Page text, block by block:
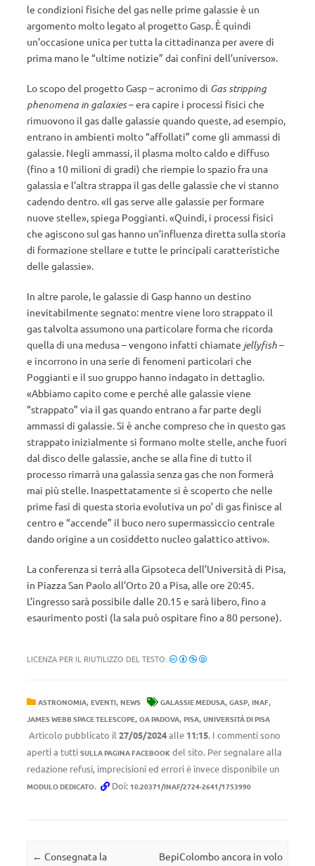
le condizioni fisiche del gas nelle prime galassie è un
argomento molto legato al progetto Gasp. È quindi
un’occasione unica per tutta la cittadinanza per avere di
prima mano le “ultime notizie” dai confini dell’universo».
Lo scopo del progetto Gasp – acronimo di Gas stripping
phenomena in galaxies– era capire i processi fisici che
rimuovono il gas dalle galassie quando queste, ad esempio,
entrano in ambienti molto “affollati” come gli ammassi di
galassie. Negli ammassi, il plasma molto caldo e diffuso
(fino a 10 milioni di gradi) che riempie lo spazio fra una
galassia e l’altra strappa il gas delle galassie che vi stanno
cadendo dentro. «Il gas serve alle galassie per formare
nuove stelle», spiega Poggianti. «Quindi, i processi fisici
che agiscono sul gas hanno un’influenza diretta sulla storia
di formazione stellare e tutte le principali caratteristiche
delle galassie».
In altre parole, le galassie di Gasp hanno un destino
inevitabilmente segnato: mentre viene loro strappato il
gas talvolta assumono una particolare forma che ricorda
quella di una medusa – vengono infatti chiamate jellyfish–
e incorrono in una serie di fenomeni particolari che
Poggianti e il suo gruppo hanno indagato in dettaglio.
«Abbiamo capito come e perché alle galassie viene
“strappato” via il gas quando entrano a far parte degli
ammassi di galassie. Si è anche compreso che in questo gas
strappato inizialmente si formano molte stelle, anche fuori
dal disco delle galassie, anche se alla fine di tutto il
processo rimarrà una galassia senza gas che non formerà
mai più stelle. Inaspettatamente si è scoperto che nelle
prime fasi di questa storia evolutiva un po’ di gas finisce al
centro e “accende” il buco nero supermassiccio centrale
dando origine a un cosiddetto nucleo galattico attivo».
La conferenza si terrà alla Gipsoteca dell’Università di Pisa,
in Piazza San Paolo all’Orto 20 a Pisa, alle ore 20:45.
L’ingresso sarà possibile dalle 20.15 e sarà libero, fino a
esaurimento posti (la sala può ospitare fino a 80 persone).
LICENZA PER IL RIUTILIZZO DEL TESTO:
ASTRONOMIA, EVENTI, NEWS GALASSIE MEDUSA, GASP, INAF,
JAMES WEBB SPACE TELESCOPE, OA PADOVA, PISA, UNIVERSITÀ DI PISA
Articolo pubblicato il 27/05/2024alle 11:15. I commenti sono
aperti a tutti SULLA PAGINA FACEBOOK del sito. Per segnalare alla
redazione refusi, imprecisioni ed errori è invece disponibile un
MODULO DEDICATO. Doi: 10.20371/INAF/2724-2641/1753990
Navigazione articolo
← Consegnata la BepiColombo ancora in volo